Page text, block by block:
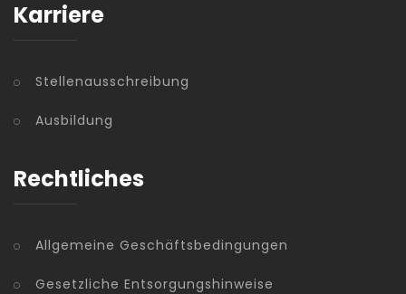
Karriere
Stellenausschreibung
Ausbildung
Rechtliches
Allgemeine Geschäftsbedingungen
Gesetzliche Entsorgungshinweise